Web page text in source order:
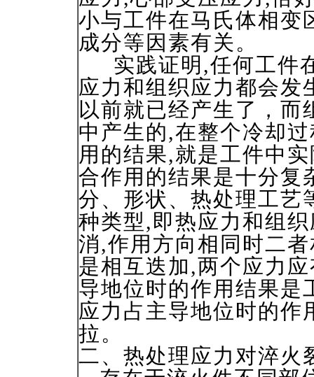
小与工件在马氏体相变
成分等因素有关。
实践证明,任何工件
应力和组织应力都会发
以前就已经产生了，而
中产生的,在整个冷却
用的结果,就是工件中
合作用的结果是十分复
分、形状、热处理工艺
种类型,即热应力和组
消,作用方向相同时二
是相互迭加,两个应力
导地位时的作用结果是
应力占主导地位时的作
拉。
二、热处理应力对淬火